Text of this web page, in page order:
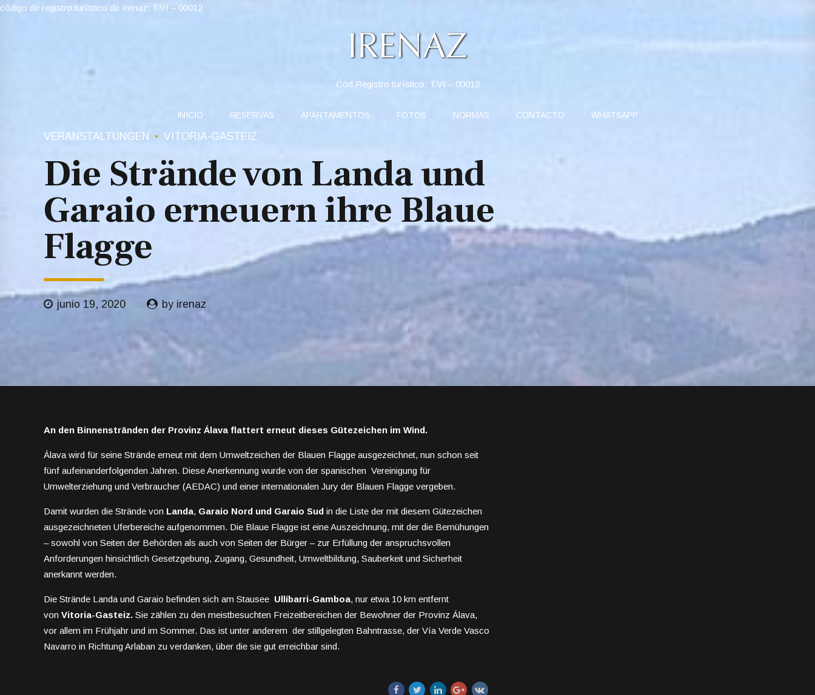
código de registro turístico de Irenaz: T.VI – 00012
Cód.Registro turístico: T.VI – 00012
INICIO RESERVAS APARTAMENTOS FOTOS NORMAS CONTACTO WHATSAPP
VERANSTALTUNGEN VITORIA-GASTEIZ
Die Strände von Landa und
Garaio erneuern ihre Blaue
Flagge
junio 19, 2020 by irenaz
An den Binnenstränden der Provinz Álava flattert erneut dieses Gütezeichen im Wind.
Álava wird für seine Strände erneut mit dem Umweltzeichen der Blauen Flagge ausgezeichnet, nun schon seit
fünf aufeinanderfolgenden Jahren. Diese Anerkennung wurde von der spanischen Vereinigung für
Umwelterziehung und Verbraucher (AEDAC) und einer internationalen Jury der Blauen Flagge vergeben.
Damit wurden die Strände von Landa, Garaio Nord und Garaio Sud in die Liste der mit diesem Gütezeichen
ausgezeichneten Uferbereiche aufgenommen. Die Blaue Flagge ist eine Auszeichnung, mit der die Bemühungen
– sowohl von Seiten der Behörden als auch von Seiten der Bürger – zur Erfüllung der anspruchsvollen
Anforderungen hinsichtlich Gesetzgebung, Zugang, Gesundheit, Umweltbildung, Sauberkeit und Sicherheit
anerkannt werden.
Die Strände Landa und Garaio befinden sich am Stausee Ullíbarri-Gamboa, nur etwa 10 km entfernt
von Vitoria-Gasteiz. Sie zählen zu den meistbesuchten Freizeitbereichen der Bewohner der Provinz Álava,
vor allem im Frühjahr und im Sommer. Das ist unter anderem der stillgelegten Bahntrasse, der Vía Verde Vasco
Navarro in Richtung Arlaban zu verdanken, über die sie gut erreichbar sind.